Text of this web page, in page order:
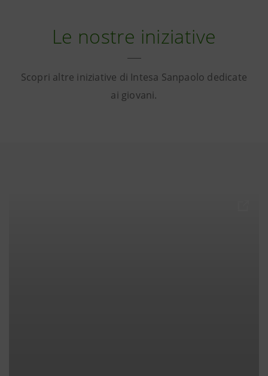
Le nostre iniziative
Scopri altre iniziative di Intesa Sanpaolo dedicate
ai giovani.